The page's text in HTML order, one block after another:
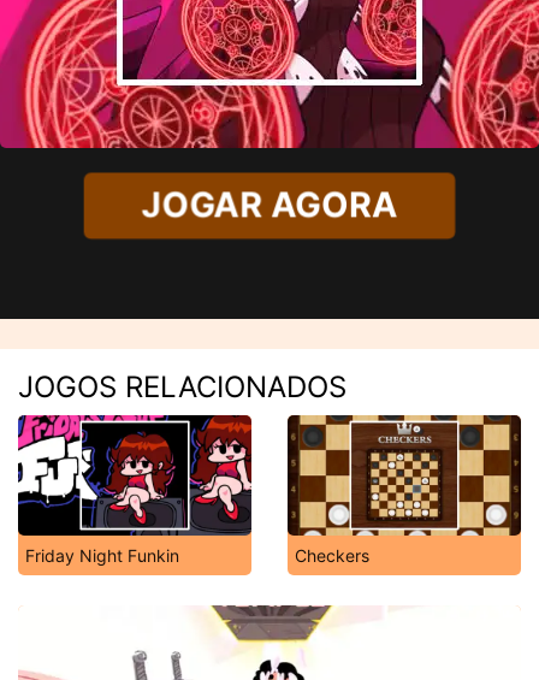
JOGAR AGORA
JOGOS RELACIONADOS
Friday Night Funkin Checkers